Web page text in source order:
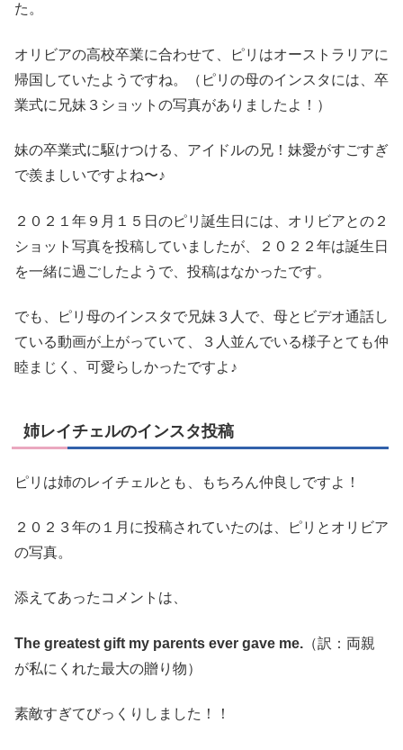
た。
オリビアの高校卒業に合わせて、ピリはオーストラリアに
帰国していたようですね。（ピリの母のインスタには、卒
業式に兄妹３ショットの写真がありましたよ！）
妹の卒業式に駆けつける、アイドルの兄！妹愛がすごすぎ
で羨ましいですよね〜♪
２０２１年９月１５日のピリ誕生日には、オリビアとの２
ショット写真を投稿していましたが、２０２２年は誕生日
を一緒に過ごしたようで、投稿はなかったです。
でも、ピリ母のインスタで兄妹３人で、母とビデオ通話し
ている動画が上がっていて、３人並んでいる様子とても仲
睦まじく、可愛らしかったですよ♪
姉レイチェルのインスタ投稿
ピリは姉のレイチェルとも、もちろん仲良しですよ！
２０２３年の１月に投稿されていたのは、ピリとオリビア
の写真。
添えてあったコメントは、
The greatest gift my parents ever gave me. （訳：両親
が私にくれた最大の贈り物）
素敵すぎてびっくりしました！！